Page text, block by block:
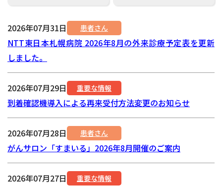
2026年07月31日 患者さん
NTT東日本札幌病院 2026年8月の外来診療予定表を更新
しました。
2026年07月29日 重要な情報
到着確認機導入による再来受付方法変更のお知らせ
2026年07月28日 患者さん
がんサロン「すまいる」2026年8月開催のご案内
2026年07月27日 重要な情報